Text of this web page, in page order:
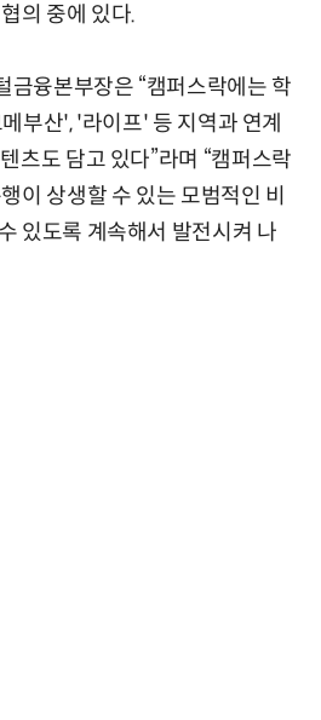
의 중에 있다.
금융본부장은 “캠퍼스락에는 학
부산', '라이프' 등 지역과 연계
츠도 담고 있다”라며 “캠퍼스락
이 상생할 수 있는 모범적인 비
있도록 계속해서 발전시켜 나